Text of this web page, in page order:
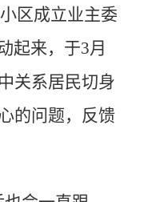
区成立业主委
起来，于3月
关系居民切身
的问题，反馈